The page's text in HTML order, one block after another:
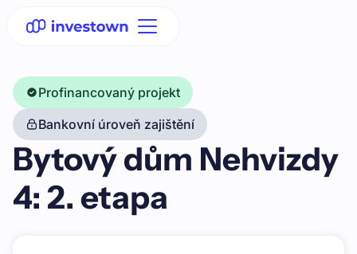
Profinancovaný projekt
Bankovní úroveň zajištění
Bytový dům Nehvizdy
4: 2. etapa